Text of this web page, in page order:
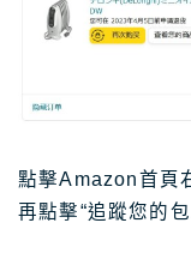
點擊Amazon首頁
再點擊“追蹤您的包